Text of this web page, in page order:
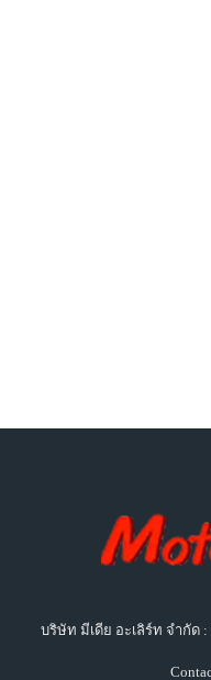
บริษัท มีเดีย อะเลิร์ท จำกัด :